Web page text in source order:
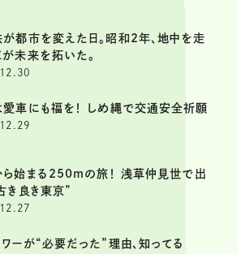
都市を変えた日。昭和2年、地中を走
未来を拓いた。
車にも福を！ しめ縄で交通安全祈願
ら始まる250mの旅！ 浅草仲見世で出
き良き東京”
ーが“必要だった”理由、知ってる